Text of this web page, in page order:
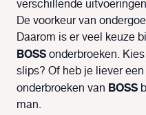
verschillende
De voorkeur van
Daarom is er veel keuze
BOSSonderbroeken.
slips? Of heb je liever
onderbroeken van BOSS
man.